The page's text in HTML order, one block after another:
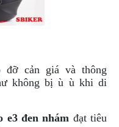
cản giá và thông
không bị ù ù khi di
e3 đen nhám đạt tiêu